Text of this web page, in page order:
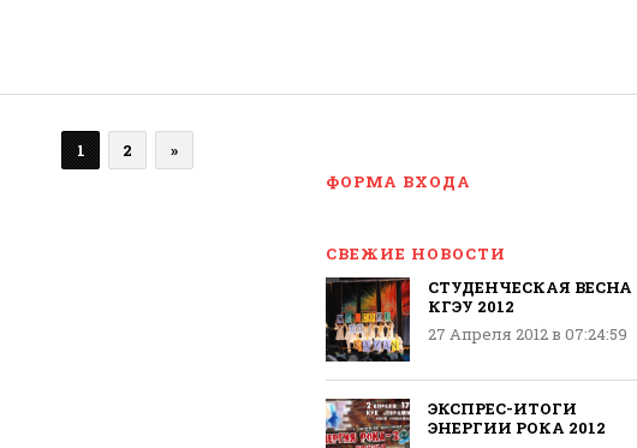
1 2
»
ФОРМА ВХОДА
СВЕЖИЕ НОВОСТИ
СТУДЕНЧЕСКАЯ ВЕСНА
КГЭУ 2012
27 Апреля 2012 в 07:24:59
ЭКСПРЕС-ИТОГИ
ЭНЕРГИИ РОКА 2012